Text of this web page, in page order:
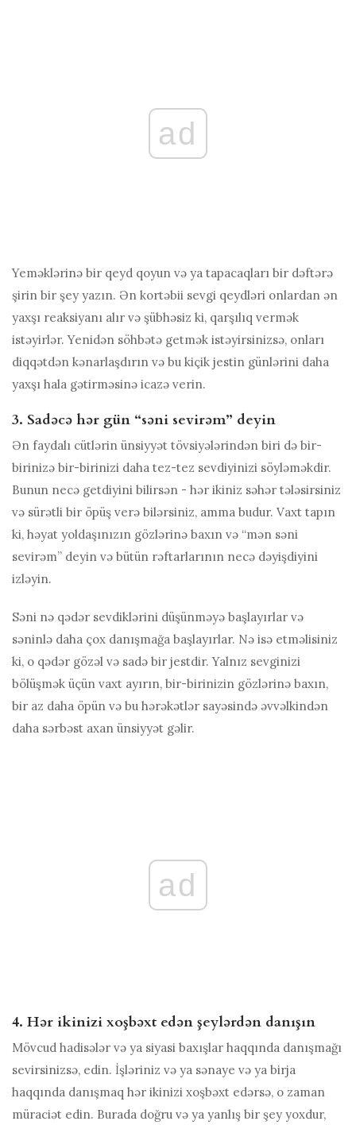
ad
Yeməklərinə bir qeyd qoyun və ya tapacaqları bir dəftərə
şirin bir şey yazın. Ən kortəbii sevgi qeydləri onlardan ən
yaxşı reaksiyanı alır və şübhəsiz ki, qarşılıq vermək
istəyirlər. Yenidən söhbətə getmək istəyirsinizsə, onları
diqqətdən kənarlaşdırın və bu kiçik jestin günlərini daha
yaxşı hala gətirməsinə icazə verin.
3. Sadəcə hər gün “səni sevirəm” deyin
Ən faydalı cütlərin ünsiyyət tövsiyələrindən biri də bir-
birinizə bir-birinizi daha tez-tez sevdiyinizi söyləməkdir.
Bunun necə getdiyini bilirsən - hər ikiniz səhər tələsirsiniz
və sürətli bir öpüş verə bilərsiniz, amma budur. Vaxt tapın
ki, həyat yoldaşınızın gözlərinə baxın və “mən səni
sevirəm” deyin və bütün rəftarlarının necə dəyişdiyini
izləyin.
Səni nə qədər sevdiklərini düşünməyə başlayırlar və
səninlə daha çox danışmağa başlayırlar. Nə isə etməlisiniz
ki, o qədər gözəl və sadə bir jestdir. Yalnız sevginizi
bölüşmək üçün vaxt ayırın, bir-birinizin gözlərinə baxın,
bir az daha öpün və bu hərəkətlər sayəsində əvvəlkindən
daha sərbəst axan ünsiyyət gəlir.
ad
4. Hər ikinizi xoşbəxt edən şeylərdən danışın
Mövcud hadisələr və ya siyasi baxışlar haqqında danışmağı
sevirsinizsə, edin. İşləriniz və ya sənaye və ya birja
haqqında danışmaq hər ikinizi xoşbəxt edərsə, o zaman
müraciət edin. Burada doğru və ya yanlış bir şey yoxdur,